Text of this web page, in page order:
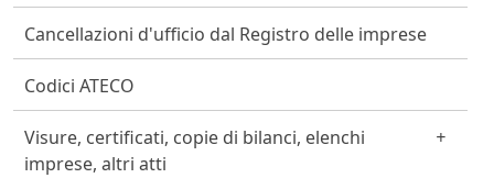
Cancellazioni d'ufficio dal Registro delle imprese
Codici ATECO
Visure, certificati, copie di bilanci, elenchi
imprese, altri atti